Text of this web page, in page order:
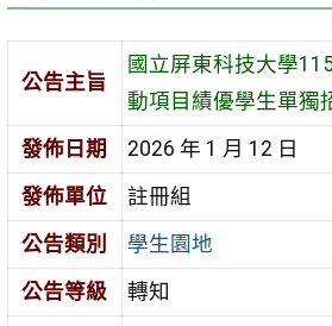
公告主旨
國立屏東科技大學
動項目績優學生單獨
發佈日期
2026 年 1 月 12 日
發佈單位
註冊組
公告類別
學生園地
公告等級
轉知